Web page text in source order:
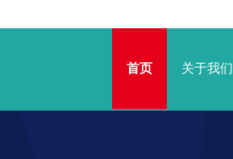
首页 关于我们